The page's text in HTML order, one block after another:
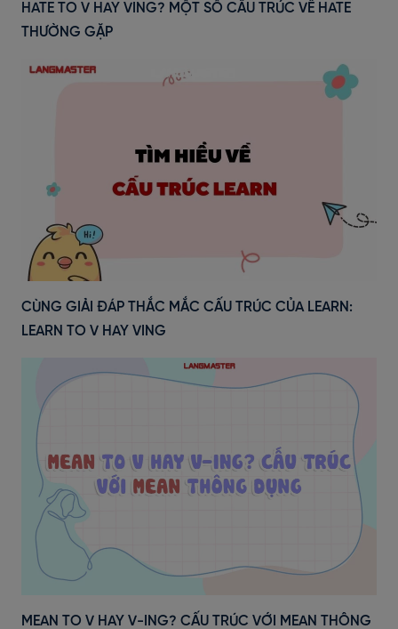
HATE TO V HAY VING? MỘT SỐ CẤU TRÚC VỀ HATE
THƯỜNG GẶP
CÙNG GIẢI ĐÁP THẮC MẮC CẤU TRÚC CỦA LEARN:
LEARN TO V HAY VING
MEAN TO V HAY V-ING? CẤU TRÚC VỚI MEAN THÔNG